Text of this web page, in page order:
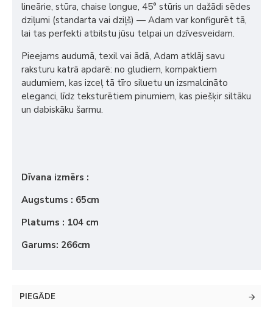
lineārie, stūra, chaise longue, 45° stūris un dažādi sēdes
dziļumi (standarta vai dziļš) — Adam var konfigurēt tā,
lai tas perfekti atbilstu jūsu telpai un dzīvesveidam.
Pieejams audumā, texil vai ādā, Adam atklāj savu
raksturu katrā apdarē: no gludiem, kompaktiem
audumiem, kas izceļ tā tīro siluetu un izsmalcināto
eleganci, līdz teksturētiem pinumiem, kas piešķir siltāku
un dabiskāku šarmu.
Dīvana izmērs :
Augstums : 65cm
Platums : 104 cm
Garums: 266cm
PIEGĀDE